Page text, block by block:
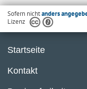
Sofern nichtanders
Lizenz
Startseite
Kontakt